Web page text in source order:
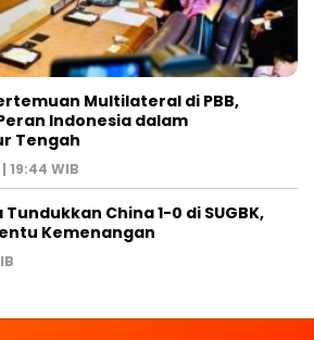
Multilateral di PBB,
Indonesia dalam
Tengah
19:44 WIB
China 1-0 di SUGBK,
Kemenangan